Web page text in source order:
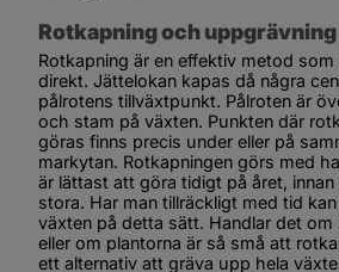
Rotkapning och uppgrävning
Rotkapning är en effektiv metod
direkt. Jättelokan kapas då några
pålrotens tillväxtpunkt. Pålroten är
och stam på växten. Punkten där
göras finns precis under eller på
markytan. Rotkapningen görs med
är lättast att göra tidigt på året,
stora. Har man tillräckligt med tid
växten på detta sätt. Handlar det om
eller om plantorna är så små att
ett alternativ att gräva upp hela